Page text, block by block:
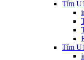
Tím
Tím